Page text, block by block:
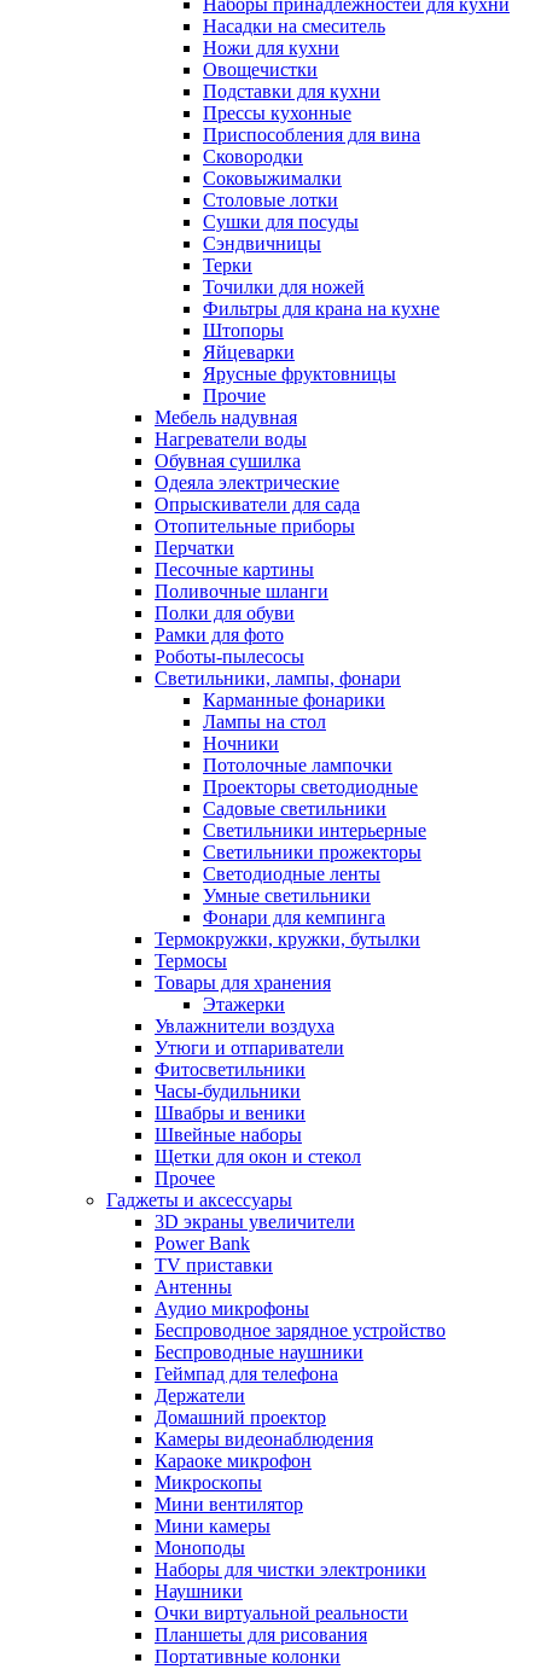
Наборы принадлежностей для кухни
Насадки на смеситель
Ножи для кухни
Овощечистки
Подставки для кухни
Прессы кухонные
Приспособления для вина
Сковородки
Соковыжималки
Столовые лотки
Сушки для посуды
Сэндвичницы
Терки
Точилки для ножей
Фильтры для крана на кухне
Штопоры
Яйцеварки
Ярусные фруктовницы
Прочие
Мебель надувная
Нагреватели воды
Обувная сушилка
Одеяла электрические
Опрыскиватели для сада
Отопительные приборы
Перчатки
Песочные картины
Поливочные шланги
Полки для обуви
Рамки для фото
Роботы-пылесосы
Светильники, лампы, фонари
Карманные фонарики
Лампы на стол
Ночники
Потолочные лампочки
Проекторы светодиодные
Садовые светильники
Светильники интерьерные
Светильники прожекторы
Светодиодные ленты
Умные светильники
Фонари для кемпинга
Термокружки, кружки, бутылки
Термосы
Товары для хранения
Этажерки
Увлажнители воздуха
Утюги и отпариватели
Фитосветильники
Часы-будильники
Швабры и веники
Швейные наборы
Щетки для окон и стекол
Прочее
Гаджеты и аксессуары
3D экраны увеличители
Power Bank
TV приставки
Антенны
Аудио микрофоны
Беспроводное зарядное устройство
Беспроводные наушники
Геймпад для телефона
Держатели
Домашний проектор
Камеры видеонаблюдения
Караоке микрофон
Микроскопы
Мини вентилятор
Мини камеры
Моноподы
Наборы для чистки электроники
Наушники
Очки виртуальной реальности
Планшеты для рисования
Портативные колонки